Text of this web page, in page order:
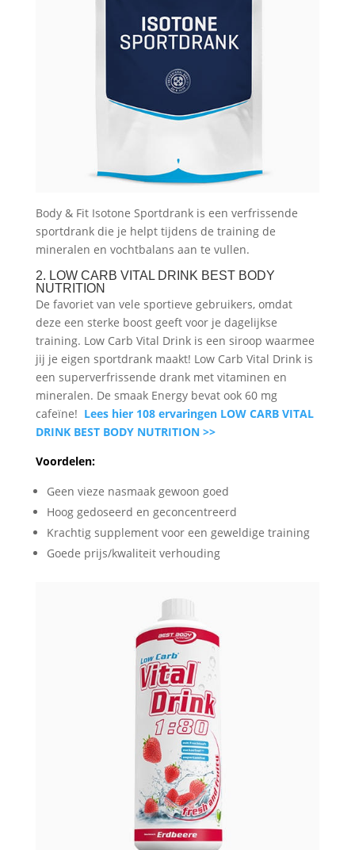
Body & Fit Isotone Sportdrank is een verfrissende
sportdrank die je helpt tijdens de training de
mineralen en vochtbalans aan te vullen.
2. LOW CARB VITAL DRINK BEST BODY
NUTRITION
De favoriet van vele sportieve gebruikers, omdat
deze een sterke boost geeft voor je dagelijkse
training. Low Carb Vital Drink is een siroop waarmee
jij je eigen sportdrank maakt! Low Carb Vital Drink is
een superverfrissende drank met vitaminen en
mineralen. De smaak Energy bevat ook 60 mg
cafeïne! Lees hier 108 ervaringen LOW CARB VITAL
DRINK BEST BODY NUTRITION >>
Voordelen:
Geen vieze nasmaak gewoon goed
Hoog gedoseerd en geconcentreerd
Krachtig supplement voor een geweldige training
Goede prijs/kwaliteit verhouding